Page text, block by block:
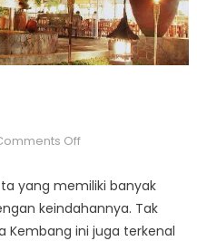
Offon
Kuliner
Bandung
yang memiliki banyak
keindahannya. Tak
Kembang ini juga terkenal